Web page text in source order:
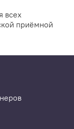
всех
приёмной